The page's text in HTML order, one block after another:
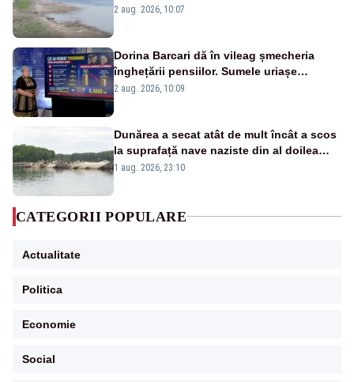
va detona o stâncă și va devia apa
2 aug. 2026, 10:07
Dorina Barcari dă în vileag șmecheria
înghețării pensiilor. Sumele uriașe
pierdute de fiecare român
2 aug. 2026, 10:09
Dunărea a secat atât de mult încât a scos
la suprafață nave naziste din al doilea
război mondial
1 aug. 2026, 23:10
CATEGORII POPULARE
Actualitate
Politica
Economie
Social